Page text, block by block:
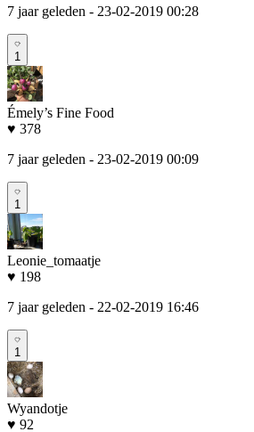
7 jaar geleden - 23-02-2019 00:28
1
Émely’s Fine Food
♥ 378
7 jaar geleden - 23-02-2019 00:09
1
Leonie_tomaatje
♥ 198
7 jaar geleden - 22-02-2019 16:46
1
Wyandotje
♥ 92